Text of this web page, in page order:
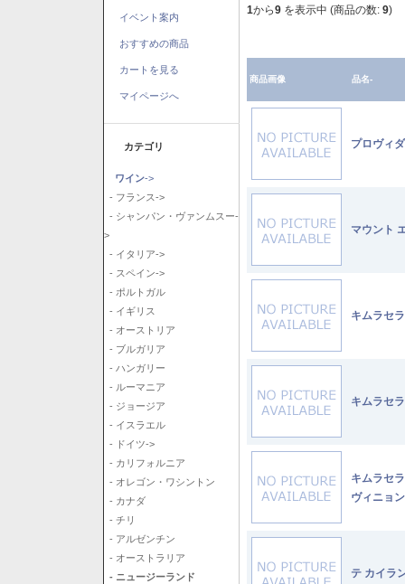
イベント案内
おすすめの商品
カートを見る
マイページへ
カテゴリ
ワイン->
- フランス->
- シャンパン・ヴァンムスー-
>
- イタリア->
- スペイン->
- ポルトガル
- イギリス
- オーストリア
- ブルガリア
- ハンガリー
- ルーマニア
- ジョージア
- イスラエル
- ドイツ->
- カリフォルニア
- オレゴン・ワシントン
- カナダ
- チリ
- アルゼンチン
- オーストラリア
- ニュージーランド
1から9 を表示中 (商品の数: 9)
商品画像 品名-
プロヴィ
マウント
キムラセ
キムラセ
キムラセ
ヴィニョ
テ カイ